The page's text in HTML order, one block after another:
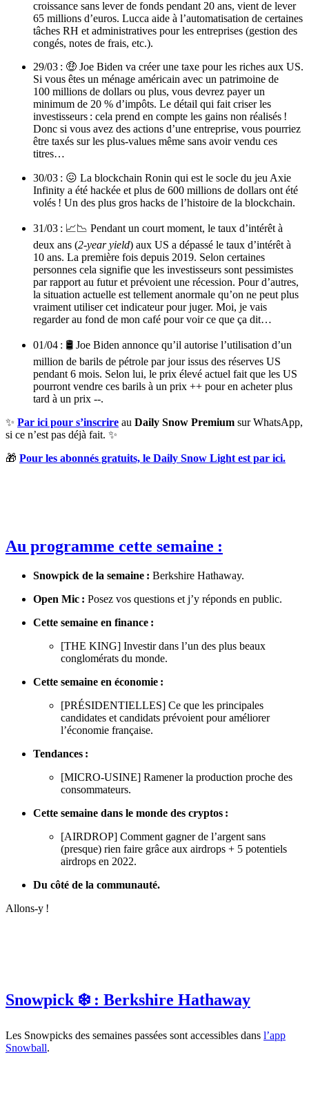
croissance sans lever de fonds pendant 20 ans, vient de lever
65 millions d’euros. Lucca aide à l’automatisation de certaines
tâches RH et administratives pour les entreprises (gestion des
congés, notes de frais, etc.).
29/03 : 🤑 Joe Biden va créer une taxe pour les riches aux US.
Si vous êtes un ménage américain avec un patrimoine de
100 millions de dollars ou plus, vous devrez payer un
minimum de 20 % d’impôts. Le détail qui fait criser les
investisseurs : cela prend en compte les gains non réalisés !
Donc si vous avez des actions d’une entreprise, vous pourriez
être taxés sur les plus-values même sans avoir vendu ces
titres…
30/03 : 😖 La blockchain Ronin qui est le socle du jeu Axie
Infinity a été hackée et plus de 600 millions de dollars ont été
volés ! Un des plus gros hacks de l’histoire de la blockchain.
31/03 : 📈📉 Pendant un court moment, le taux d’intérêt à
deux ans (2-year yield) aux US a dépassé le taux d’intérêt à
10 ans. La première fois depuis 2019. Selon certaines
personnes cela signifie que les investisseurs sont pessimistes
par rapport au futur et prévoient une récession. Pour d’autres,
la situation actuelle est tellement anormale qu’on ne peut plus
vraiment utiliser cet indicateur pour juger. Moi, je vais
regarder au fond de mon café pour voir ce que ça dit…
01/04 : 🛢 Joe Biden annonce qu’il autorise l’utilisation d’un
million de barils de pétrole par jour issus des réserves US
pendant 6 mois. Selon lui, le prix élevé actuel fait que les US
pourront vendre ces barils à un prix ++ pour en acheter plus
tard à un prix --.
✨ Par ici pour s’inscrire au Daily Snow Premium sur WhatsApp,
si ce n’est pas déjà fait. ✨
🎁 Pour les abonnés gratuits, le Daily Snow Light est par ici.
Au programme cette semaine :
Snowpick de la semaine : Berkshire Hathaway.
Open Mic : Posez vos questions et j’y réponds en public.
Cette semaine en finance :
[THE KING] Investir dans l’un des plus beaux
conglomérats du monde.
Cette semaine en économie :
[PRÉSIDENTIELLES] Ce que les principales
candidates et candidats prévoient pour améliorer
l’économie française.
Tendances :
[MICRO-USINE] Ramener la production proche des
consommateurs.
Cette semaine dans le monde des cryptos :
[AIRDROP] Comment gagner de l’argent sans
(presque) rien faire grâce aux airdrops + 5 potentiels
airdrops en 2022.
Du côté de la communauté.
Allons-y !
Snowpick ❄️ : Berkshire Hathaway
Les Snowpicks des semaines passées sont accessibles dans l’app
Snowball.